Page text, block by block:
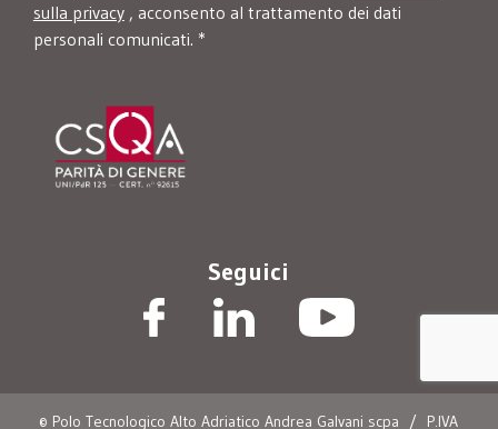
sulla privacy, acconsento al trattamento dei dati
personali comunicati. *
Seguici
© Polo Tecnologico Alto Adriatico Andrea Galvani scpa / P.IVA